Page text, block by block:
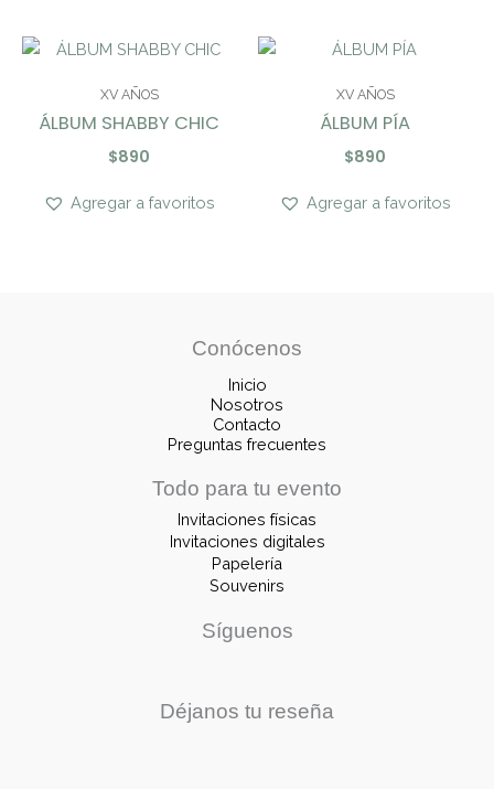
XV AÑOS
ÁLBUM SHABBY CHIC
$890
Agregar a favoritos
XV AÑOS
ÁLBUM PÍA
$890
Agregar a favoritos
Conócenos
Inicio
Nosotros
Contacto
Preguntas frecuentes
Todo para tu evento
Invitaciones físicas
Invitaciones digitales
Papelería
Souvenirs
Síguenos
Déjanos tu reseña